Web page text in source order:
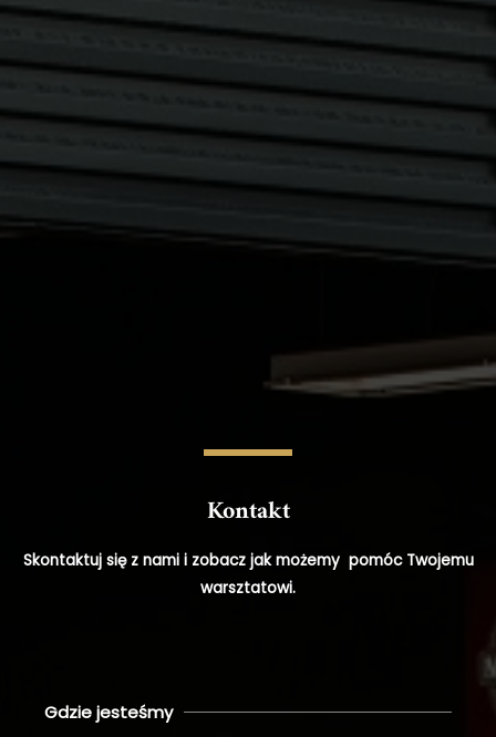
Kontakt
Skontaktuj się z nami i zobacz jak możemy pomóc Twojemu
warsztatowi.
Gdzie jesteśmy